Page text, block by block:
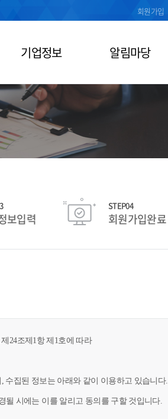
기업정보 알림마당
회원가입
보입력
STEP04
회원가입완료
24조제1항 제1호에 따라
수집된 정보는 아래와 같이 이용하고 있습니다.
될 시에는 이를 알리고 동의를 구할 것입니다.